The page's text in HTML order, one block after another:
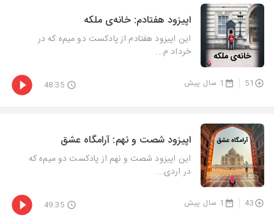
اپیزود هفتادم: خانه‌ی ملکه
این اپیزود هفتادم از پادکست دو میم‌ه که در
خرداد م...
51 1 سال پیش 48:35
اپیزود شصت و نهم: آرامگاه عشق
این اپیزود شصت و نهم از پادکست دو میم‌ه که
در اردی...
43 1 سال پیش 49:35